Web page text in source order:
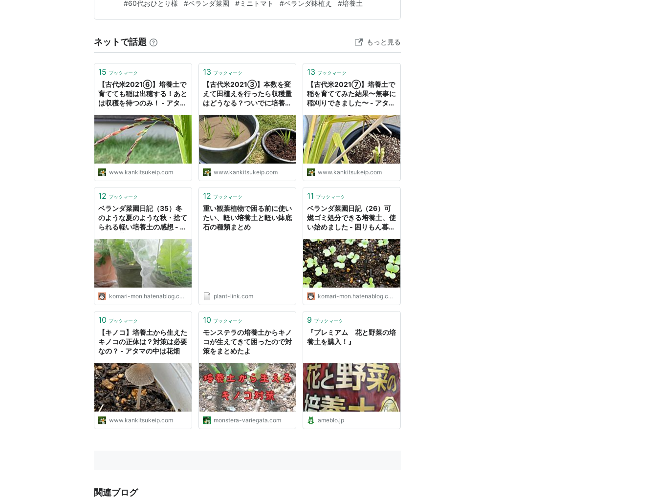
くなり、上のほうが重くて、倒れてしまうのです。そのため、支柱を洗濯物用の吊りに
引っ掛けてます。 以前は、大き目のプランター…
#60代おひとり様 #ベランダ菜園 #ミニトマト #ベランダ鉢植え #培養土
ネットで話題 もっと見る
15 ブックマーク
【古代米2021⑥】培養土で
育てても稲は出穂する！あと
は収穫を待つのみ！ - アタマ
www.kankitsukeip.com
13 ブックマーク
【古代米2021③】本数を変
えて田植えを行ったら収穫量
はどうなる？ついでに培養土
www.kankitsukeip.com
13 ブックマーク
【古代米2021⑦】培養土で
稲を育ててみた結果〜無事に
稲刈りできました〜 - アタマ
www.kankitsukeip.com
12 ブックマーク
ベランダ菜園日記（35）冬
のような夏のような秋・捨て
られる軽い培養土の感想 - 困
komari-mon.hatenablog.com
12 ブックマーク
重い観葉植物で困る前に使い
たい、軽い培養土と軽い鉢底
石の種類まとめ
plant-link.com
11 ブックマーク
ベランダ菜園日記（26）可
燃ゴミ処分できる培養土、使
い始めました - 困りもん暮ら
komari-mon.hatenablog.com
10 ブックマーク
【キノコ】培養土から生えた
キノコの正体は？対策は必要
なの？ - アタマの中は花畑
www.kankitsukeip.com
10 ブックマーク
モンステラの培養土からキノ
コが生えてきて困ったので対
策をまとめたよ
monstera-variegata.com
9 ブックマーク
『プレミアム 花と野菜の培
養土を購入！』
ameblo.jp
関連ブログ